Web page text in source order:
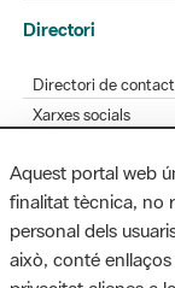
Directori
Directori de
Xarxes socials
Bústia de
Opineu sobre els
Aquest portal web
finalitat tècnica, no
personal dels
això, conté